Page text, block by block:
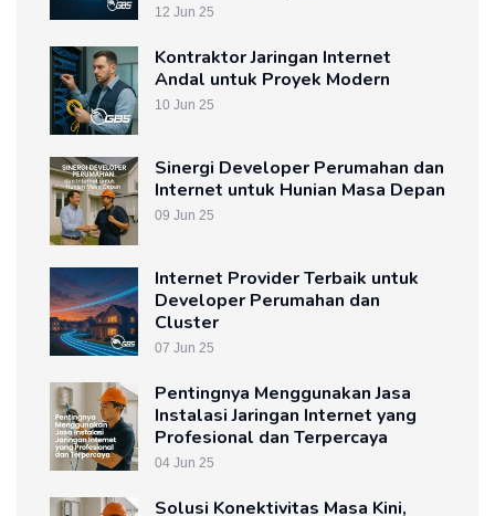
12 Jun 25
Kontraktor Jaringan Internet
Andal untuk Proyek Modern
10 Jun 25
Sinergi Developer Perumahan dan
Internet untuk Hunian Masa Depan
09 Jun 25
Internet Provider Terbaik untuk
Developer Perumahan dan
Cluster
07 Jun 25
Pentingnya Menggunakan Jasa
Instalasi Jaringan Internet yang
Profesional dan Terpercaya
04 Jun 25
Solusi Konektivitas Masa Kini,